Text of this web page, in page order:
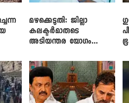
മഴക്കെടുതി: ജില്ലാ
കലക്ടർമാരുടെ
അടിയന്തര യോഗം